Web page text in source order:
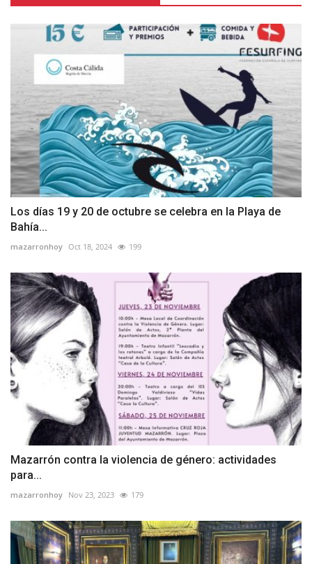
Los días 19 y 20 de octubre se celebra en la Playa de
Bahía...
mazarronhoy Oct 18, 2024 199
Mazarrón contra la violencia de género: actividades
para...
mazarronhoy Nov 23, 2023 179